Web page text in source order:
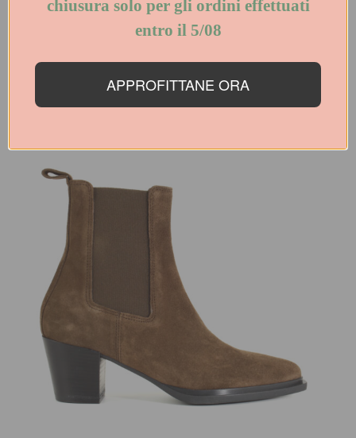
e personalità, seguendo i trend del 2025
chiusura solo per gli ordini
effettuati entro il 5/08
APPROFITTANE ORA